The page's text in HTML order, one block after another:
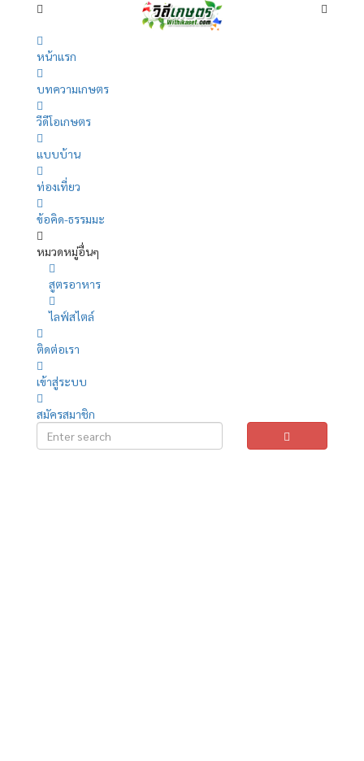
หน้าแรก
บทความเกษตร
วีดีโอเกษตร
แบบบ้าน
ท่องเที่ยว
ข้อคิด-ธรรมมะ
หมวดหมู่อื่นๆ
สูตรอาหาร
ไลฟ์สไตล์
ติดต่อเรา
เข้าสู่ระบบ
สมัครสมาชิก